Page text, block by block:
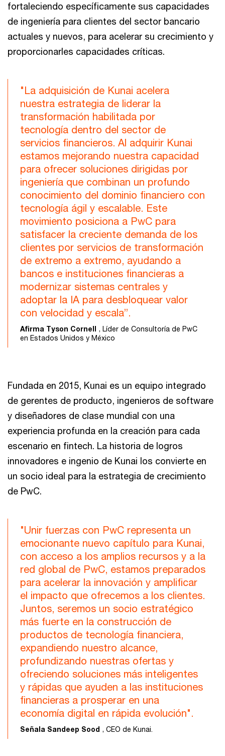
fortaleciendo específicamente sus capacidades
de ingeniería para clientes del sector bancario
actuales y nuevos, para acelerar su crecimiento y
proporcionarles capacidades críticas.
"La adquisición de Kunai acelera
nuestra estrategia de liderar la
transformación habilitada por
tecnología dentro del sector de
servicios financieros. Al adquirir Kunai
estamos mejorando nuestra capacidad
para ofrecer soluciones dirigidas por
ingeniería que combinan un profundo
conocimiento del dominio financiero con
tecnología ágil y escalable. Este
movimiento posiciona a PwC para
satisfacer la creciente demanda de los
clientes por servicios de transformación
de extremo a extremo, ayudando a
bancos e instituciones financieras a
modernizar sistemas centrales y
adoptar la IA para desbloquear valor
con velocidad y escala”.
Afirma Tyson Cornell , Líder de Consultoría de PwC
en Estados Unidos y México
Fundada en 2015, Kunai es un equipo integrado
de gerentes de producto, ingenieros de software
y diseñadores de clase mundial con una
experiencia profunda en la creación para cada
escenario en fintech. La historia de logros
innovadores e ingenio de Kunai los convierte en
un socio ideal para la estrategia de crecimiento
de PwC.
"Unir fuerzas con PwC representa un
emocionante nuevo capítulo para Kunai,
con acceso a los amplios recursos y a la
red global de PwC, estamos preparados
para acelerar la innovación y amplificar
el impacto que ofrecemos a los clientes.
Juntos, seremos un socio estratégico
más fuerte en la construcción de
productos de tecnología financiera,
expandiendo nuestro alcance,
profundizando nuestras ofertas y
ofreciendo soluciones más inteligentes
y rápidas que ayuden a las instituciones
financieras a prosperar en una
economía digital en rápida evolución".
Señala Sandeep Sood , CEO de Kunai.